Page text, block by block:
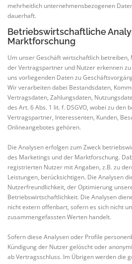
mehrheitlich unternehmensbezogenen
dauerhaft.
Betriebswirtschaftliche
Marktforschung
Um unser Geschäft wirtschaftlich betreiben,
der Vertragspartner und Nutzer erkennen
uns vorliegenden Daten zu
Wir verarbeiten dabei Bestandsdaten,
Vertragsdaten, Zahlungsdaten,
des Art. 6 Abs. 1 lit. f. DSGVO, wobei zu den
Vertragspartner, Interessenten, Kunden,
Onlineangebotes gehören.
Die Analysen erfolgen zum Zweck
des Marketings und der Marktforschung.
registrierten Nutzer mit Angaben, z.B. zu
Leistungen, berücksichtigen. Die Analysen
Nutzerfreundlichkeit, der Optimierung
Betriebswirtschaftlichkeit. Die Analysen
nicht extern offenbart, sofern es sich nicht
zusammengefassten Werten handelt.
Sofern diese Analysen oder Profile
Kündigung der Nutzer gelöscht oder
ab Vertragsschluss. Im Übrigen werden die